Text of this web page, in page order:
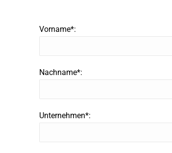
Vorname*:
Nachname*:
Unternehmen*: